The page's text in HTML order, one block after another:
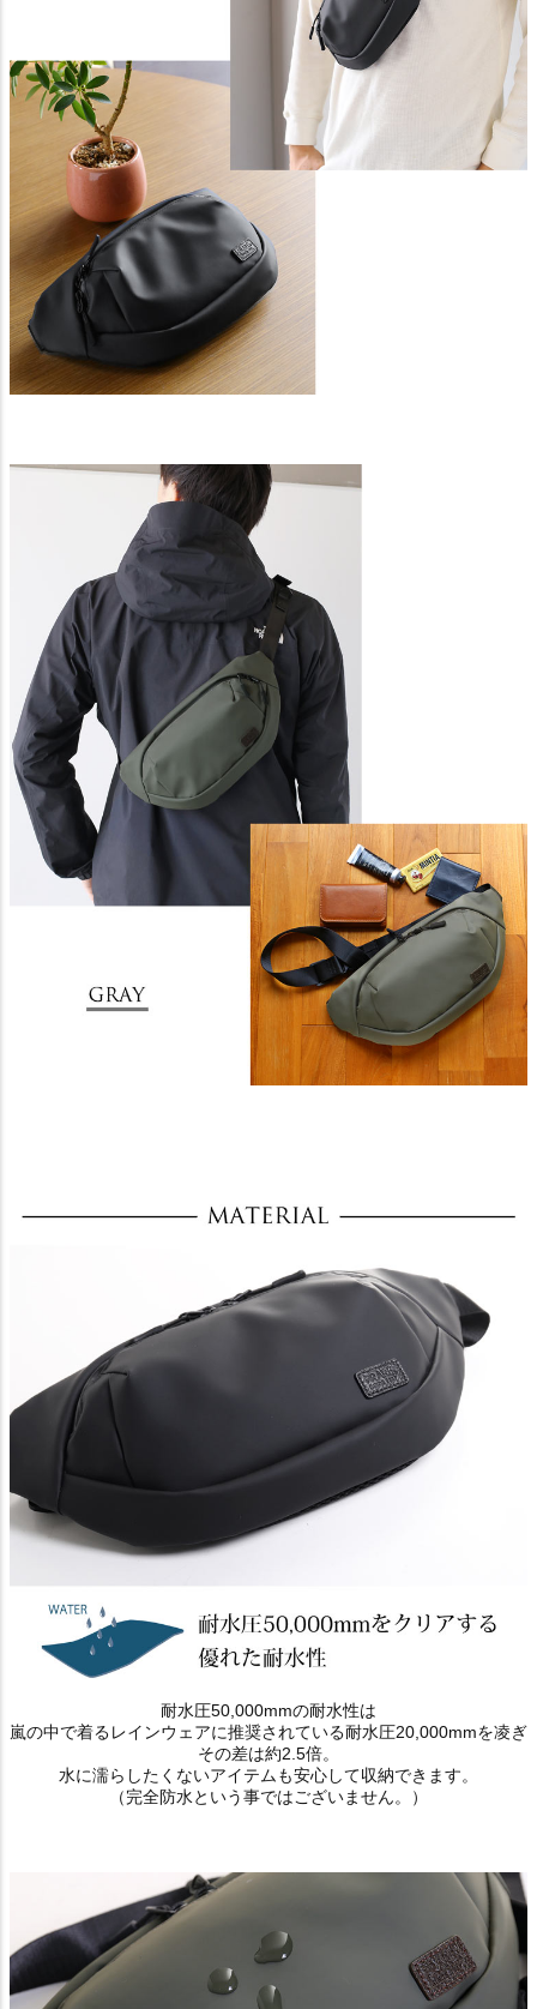
耐水圧50,000mmの耐水性は
嵐の中で着るレインウェアに推奨されている耐水圧20,000mmを凌ぎ
その差は約2.5倍。
水に濡らしたくないアイテムも安心して収納できます。
（完全防水という事ではございません。）